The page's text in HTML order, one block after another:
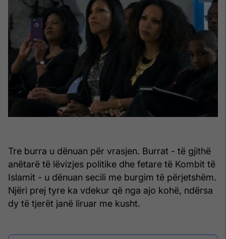
Tre burra u dënuan për vrasjen. Burrat - të gjithë
anëtarë të lëvizjes politike dhe fetare të Kombit të
Islamit - u dënuan secili me burgim të përjetshëm.
Njëri prej tyre ka vdekur që nga ajo kohë, ndërsa
dy të tjerët janë liruar me kusht.